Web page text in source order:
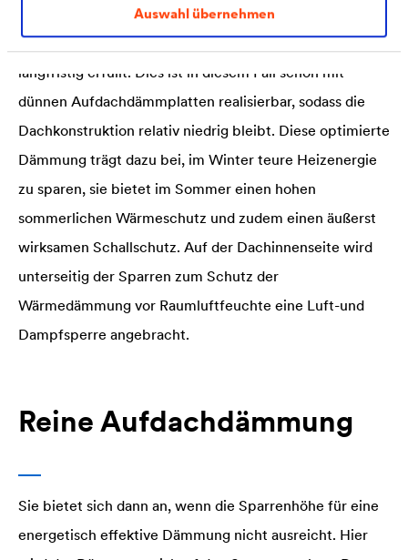
Auswahl übernehmen
ergibt sich dadurch eine Dämmdicke, welche die hohen
gesetzlichen Anforderungen an den Wärmeschutz
langfristig erfüllt. Dies ist in diesem Fall schon mit
dünnen Aufdachdämmplatten realisierbar, sodass die
Dachkonstruktion relativ niedrig bleibt. Diese optimierte
Dämmung trägt dazu bei, im Winter teure Heizenergie
zu sparen, sie bietet im Sommer einen hohen
sommerlichen Wärmeschutz und zudem einen äußerst
wirksamen Schallschutz. Auf der Dachinnenseite wird
unterseitig der Sparren zum Schutz der
Wärmedämmung vor Raumluftfeuchte eine Luft-und
Dampfsperre angebracht.
Reine Aufdachdämmung
Sie bietet sich dann an, wenn die Sparrenhöhe für eine
energetisch effektive Dämmung nicht ausreicht. Hier